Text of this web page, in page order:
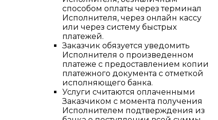
способом оплаты через терминал
Исполнителя, через онлайн кассу
или через систему быстрых
платежей.
Заказчик обязуется уведомить
Исполнителя о произведенном
платеже с предоставлением копии
платежного документа с отметкой
исполняющего банка.
Услуги считаются оплаченными
Заказчиком с момента получения
Исполнителем подтверждения из